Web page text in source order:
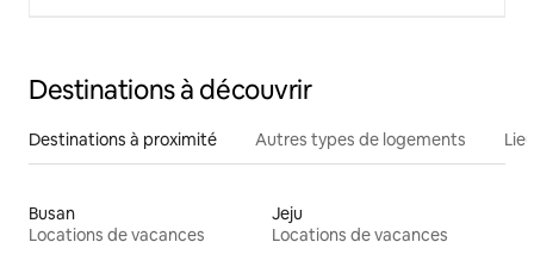
Destinations à découvrir
Destinations à proximité Autres types de logements
Busan
Locations de vacances
Jeju
Locations de vacances